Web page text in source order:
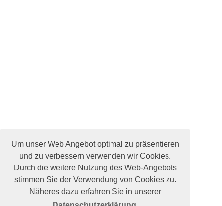
Um unser Web Angebot optimal zu präsentieren
und zu verbessern verwenden wir Cookies.
Durch die weitere Nutzung des Web-Angebots
stimmen Sie der Verwendung von Cookies zu.
Näheres dazu erfahren Sie in unserer